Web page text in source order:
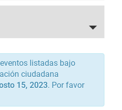
listadas bajo
ciudadana
15, 2023. Por favor